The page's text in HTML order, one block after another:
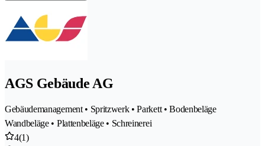
AGS Gebäude AG
Gebäudemanagement • Spritzwerk • Parkett • Bodenbeläge
Wandbeläge • Plattenbeläge • Schreinerei
4(1)